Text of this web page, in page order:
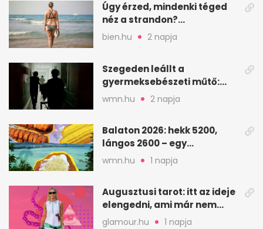
Úgy érzed, mindenki téged
néz a strandon?
Pszichológusok szerint más
áll a háttérben
bien.hu 2 napja
Szegeden leállt a
gyermeksebészeti műtő:
elfogytak a tartalékok
wmn.hu 2 napja
Balaton 2026: hekk 5200,
lángos 2600 – egy
strandnap gyorsan tízezres
wmn.hu 1 napja
Augusztusi tarot: itt az ideje
elengedni, ami már nem
szolgál téged
glamour.hu 1 napja